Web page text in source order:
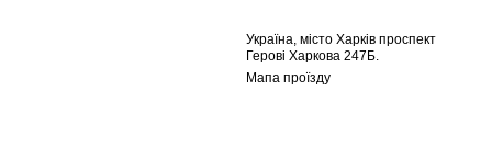
Україна, місто Харків проспект
Герові Харкова 247Б.
Мапа проїзду